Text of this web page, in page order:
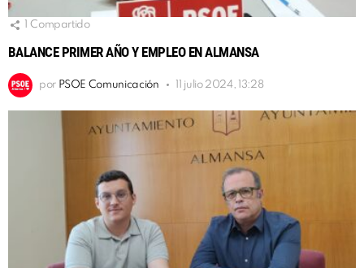
Compartido
BALANCE PRIMER AÑO Y EMPLEO EN ALMANSA
por PSOE Comunicación 11 julio 2024, 13:28